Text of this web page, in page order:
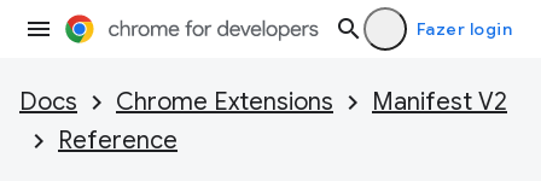
Fazer login
Docs Chrome Extensions
Manifest V2
Reference